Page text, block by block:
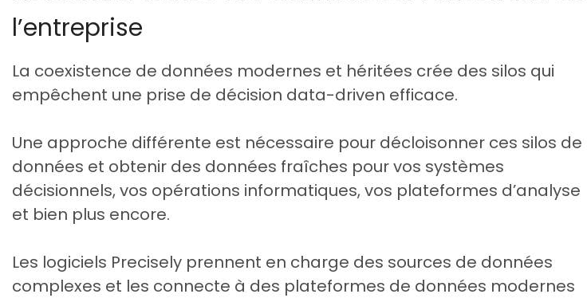
l’entreprise
La coexistence de données modernes et héritées crée des silos qui
empêchent une prise de décision data-driven efficace.
Une approche différente est nécessaire pour décloisonner ces silos de
données et obtenir des données fraîches pour vos systèmes
décisionnels, vos opérations informatiques, vos plateformes d’analyse
et bien plus encore.
Les logiciels Precisely prennent en charge des sources de données
complexes et les connecte à des plateformes de données modernes